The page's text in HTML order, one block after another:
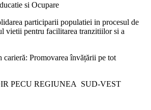
si Ocupare
participarii populatiei in procesul de
vietii pentru facilitarea tranzitiilor si a
Promovarea învățării pe tot
PECU REGIUNEA SUD-VEST